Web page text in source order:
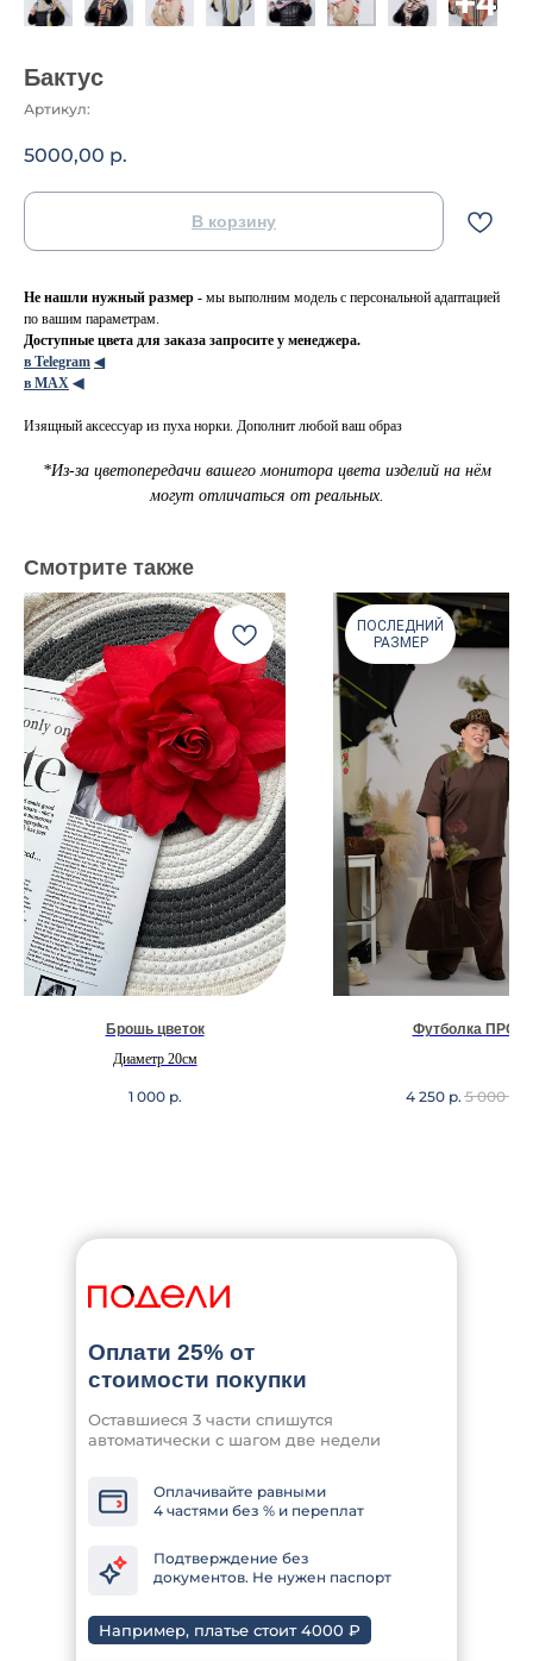
Бактус
Артикул:
5000,00 р.
В корзину
Не нашли нужный размер - мы выполним модель с персональной адаптацией
по вашим параметрам.
Доступные цвета для заказа запросите у менеджера.
в Telegram ◀
в МАХ ◀
Изящный аксессуар из пуха норки. Дополнит любой ваш образ
*Из-за цветопередачи вашего монитора цвета изделий на нём
могут отличаться от реальных.
Смотрите также
Брошь цветок
Диаметр 20см
1 000 р.
ПОСЛЕДНИЙ
РАЗМЕР
Футболка ПРО
4 250 р. 5 000
Оплати 25% от
стоимости покупки
Оставшиеся 3 части спишутся
автоматически с шагом две недели
Оплачивайте равными
4 частями без % и переплат
Подтверждение без
документов. Не нужен паспорт
Например, платье стоит 4000 ₽